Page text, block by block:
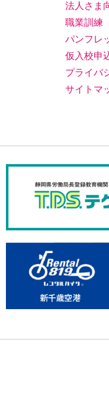
法人さま
職業訓練
パンフレ
仮入校申
プライバ
サイトマ